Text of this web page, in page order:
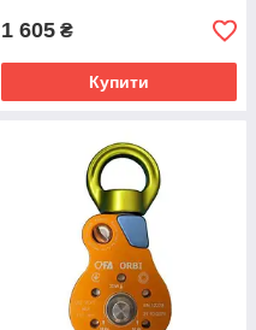
1 605 ₴
Купити